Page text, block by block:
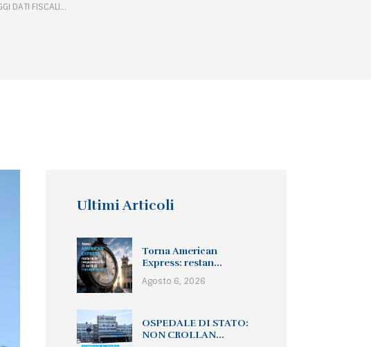
DATI FISCALI...
Ultimi Articoli
Torna American
Express: restan...
Agosto 6, 2026
OSPEDALE DI STATO:
NON CROLLAN...